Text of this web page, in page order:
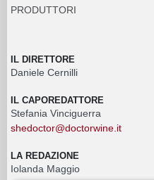
PRODUTTORI
IL DIRETTORE
Daniele Cernilli
IL CAPOREDATTORE
Stefania Vinciguerra
shedoctor@doctorwine.it
LA REDAZIONE
Iolanda Maggio